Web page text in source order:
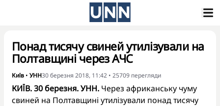
Понад тисячу свиней утилізували на
Полтавщині через АЧС
Київ • УНН30 березня 2018, 11:42 • 25709 перегляди
КИЇВ. 30 березня. УНН. Через африканську чуму
свиней на Полтавщині утилізували понад тисячу